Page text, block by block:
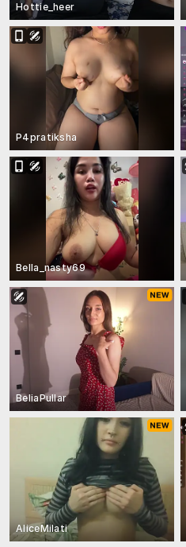
Hottie_heer
P4pratiksha
Bella_nasty69
BeliaPullar
AliceMilati